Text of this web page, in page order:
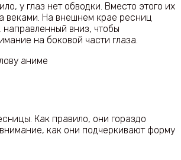
у глаз нет обводки. Вместо этого их
веками. На внешнем крае ресниц
направленный вниз, чтобы
на боковой части глаза.
Как правило, они гораздо
как они подчеркивают форму